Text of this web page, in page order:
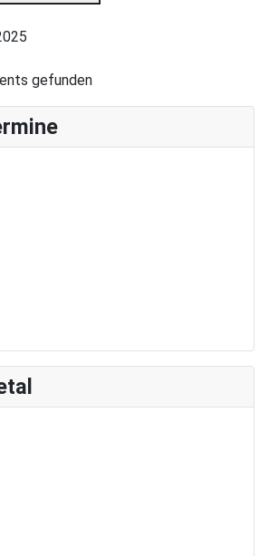
gefunden